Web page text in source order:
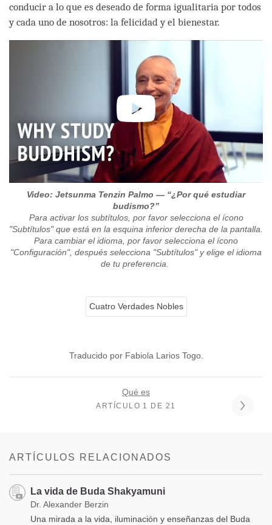
conducir a lo que es deseado de forma igualitaria por todos
y cada uno de nosotros: la felicidad y el bienestar.
Video: Jetsunma Tenzin Palmo — “¿Por qué estudiar
budismo?”
Para activar los subtítulos, por favor selecciona el ícono
"Subtítulos" que está en la esquina inferior derecha de la pantalla.
Para cambiar el idioma, por favor selecciona el ícono
"Configuración", después selecciona "Subtítulos" y elige el idioma
de tu preferencia.
Cuatro Verdades Nobles
Traducido por Fabiola Larios Togo.
Qué es
ARTÍCULO 1 DE 21
ARTÍCULOS RELACIONADOS
La vida de Buda Shakyamuni
Dr. Alexander Berzin
Una mirada a la vida, iluminación y enseñanzas del Buda